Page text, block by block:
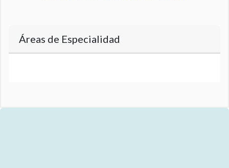
Áreas de Especialidad